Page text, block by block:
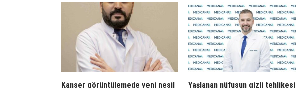
Kanser görüntülemede yeni nesil
Yaşlanan nüfusun gizli tehlikesi